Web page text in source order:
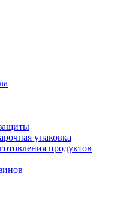
упаковка
продуктов